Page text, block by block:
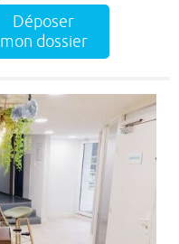
Déposer
mon dossier